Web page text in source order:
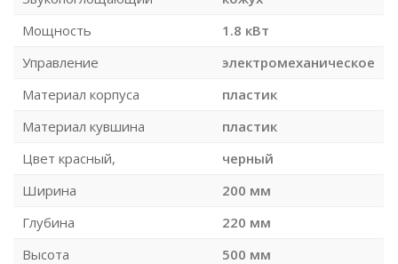
Мощность
1.8 кВт
Управление
электромеханическое
Материал корпуса
пластик
Материал кувшина
пластик
Цвет красный,
черный
Ширина
200 мм
Глубина
220 мм
Высота
500 мм